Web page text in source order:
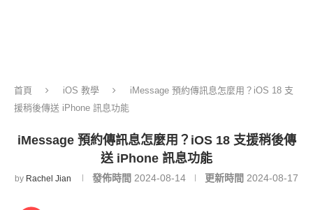
首頁 iOS 教學
iMessage 預約傳訊息怎麼用？iOS 18 支
援稍後傳送 iPhone 訊息功能
iMessage 預約傳訊息怎麼用？iOS 18 支援稍後傳
送 iPhone 訊息功能
by Rachel Jian 發佈時間 2024-08-14 更新時間 2024-08-17